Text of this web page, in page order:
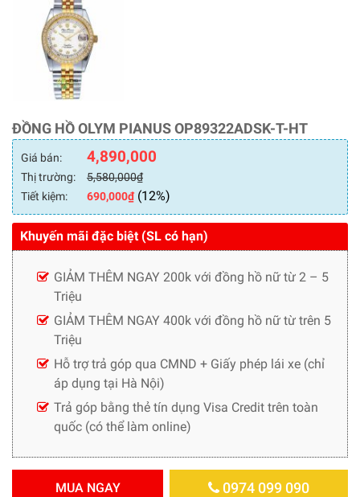
ĐỒNG HỒ OLYM PIANUS OP89322ADSK-T-HT
Giá bán: 4,890,000
Thị trường: 5,580,000₫
Tiết kiệm:
690,000₫(12%)
Khuyến mãi đặc biệt (SL có hạn)
GIẢM THÊM NGAY 200k với đồng hồ nữ từ 2 – 5
Triệu
GIẢM THÊM NGAY 400k với đồng hồ nữ từ trên 5
Triệu
Hỗ trợ trả góp qua CMND + Giấy phép lái xe (chỉ
áp dụng tại Hà Nội)
Trả góp bằng thẻ tín dụng Visa Credit trên toàn
quốc (có thể làm online)
MUA NGAY 0974 099 090